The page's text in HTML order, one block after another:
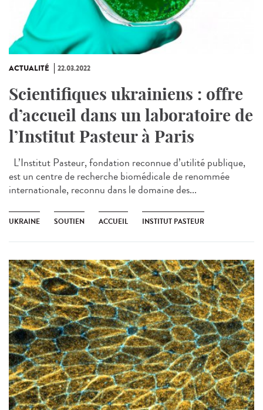
ACTUALITÉ 22.03.2022
Scientifiques ukrainiens : offre
d’accueil dans un laboratoire de
l’Institut Pasteur à Paris
L’Institut Pasteur, fondation reconnue d’utilité publique,
est un centre de recherche biomédicale de renommée
internationale, reconnu dans le domaine des...
UKRAINE SOUTIEN ACCUEIL INSTITUT PASTEUR